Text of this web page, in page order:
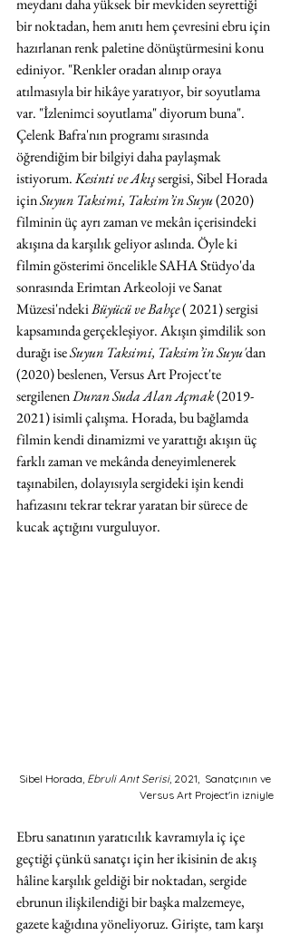
meydanı daha yüksek bir mevkiden seyrettiği
bir noktadan, hem anıtı hem çevresini ebru için
hazırlanan renk paletine dönüştürmesini konu
ediniyor. "Renkler oradan alınıp oraya
atılmasıyla bir hikâye yaratıyor, bir soyutlama
var. "İzlenimci soyutlama" diyorum buna".
Çelenk Bafra'nın programı sırasında
öğrendiğim bir bilgiyi daha paylaşmak
istiyorum. Kesinti ve Akış sergisi, Sibel Horada
için Suyun Taksimi, Taksim’in Suyu (2020)
filminin üç ayrı zaman ve mekân içerisindeki
akışına da karşılık geliyor aslında. Öyle ki
filmin gösterimi öncelikle SAHA Stüdyo'da
sonrasında Erimtan Arkeoloji ve Sanat
Müzesi'ndeki Büyücü ve Bahçe ( 2021) sergisi
kapsamında gerçekleşiyor. Akışın şimdilik son
durağı ise Suyun Taksimi, Taksim’in Suyu'dan
(2020) beslenen, Versus Art Project'te
sergilenen Duran Suda Alan Açmak (2019-
2021) isimli çalışma. Horada, bu bağlamda
filmin kendi dinamizmi ve yarattığı akışın üç
farklı zaman ve mekânda deneyimlenerek
taşınabilen, dolayısıyla sergideki işin kendi
hafızasını tekrar tekrar yaratan bir sürece de
kucak açtığını vurguluyor.
Sibel Horada, Ebruli Anıt Serisi, 2021,  Sanatçının ve
Versus Art Project'in izniyle
Ebru sanatının yaratıcılık kavramıyla iç içe
geçtiği çünkü sanatçı için her ikisinin de akış
hâline karşılık geldiği bir noktadan, sergide
ebrunun ilişkilendiği bir başka malzemeye,
gazete kağıdına yöneliyoruz. Girişte, tam karşı